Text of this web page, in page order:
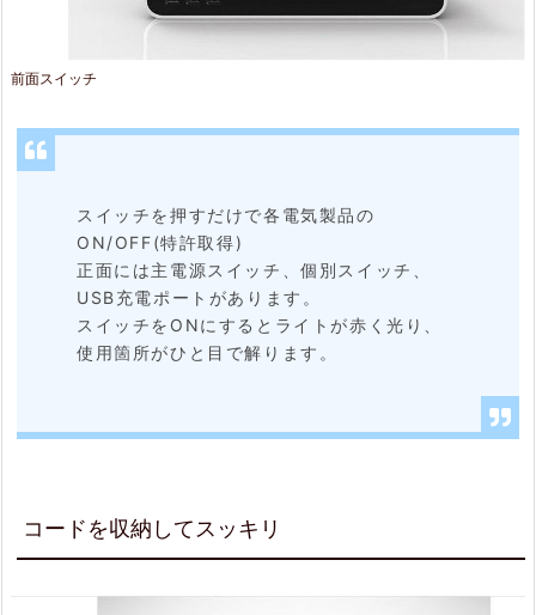
ッ
キ
2.
3.
U
付
前面スイッチ
スイッチを押すだけで各電気製品の
ON/OFF(特許取得)
正面には主電源スイッチ、個別スイッチ、
USB充電ポートがあります。
スイッチをONにするとライトが赤く光り、
使用箇所がひと目で解ります。
コードを収納してスッキリ